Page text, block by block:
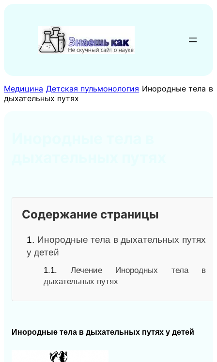
содержимому
Медицина Детская пульмонология Инородные тела в
дыхательных путях
Содержание страницы
1. Инородные тела в дыхательных путях
у детей
1.1. Лечение Инородных тела в
дыхательных путях
Инородные тела в дыхательных путях у детей